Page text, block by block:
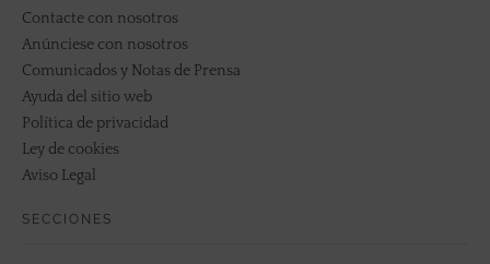
Contacte con nosotros
Anúnciese con nosotros
Comunicados y Notas de Prensa
Ayuda del sitio web
Política de privacidad
Ley de cookies
Aviso Legal
SECCIONES